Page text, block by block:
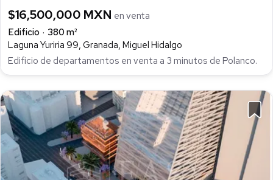
$16,500,000 MXN en venta
Edificio
380 m²
Laguna Yuriria 99, Granada, Miguel Hidalgo
Edificio de departamentos en venta a 3 minutos de Polanco.